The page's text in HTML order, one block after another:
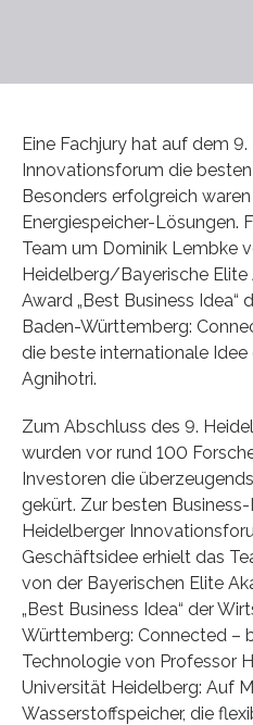
Eine Fachjury hat auf dem
Innovationsforum die
Besonders erfolgreich
Energiespeicher-Lösungen.
Team um Dominik Lembke
Heidelberg/Bayerische
Award „Best Business
Baden-Württemberg:
die beste internationale Idee
Agnihotri.
Zum Abschluss des 9.
wurden vor rund 100
Investoren die
gekürt. Zur besten
Heidelberger
Geschäftsidee erhielt das
von der Bayerischen Elite
„Best Business Idea“ der
Württemberg: Connected –
Technologie von Professor
Universität Heidelberg: Auf
Wasserstoffspeicher, die